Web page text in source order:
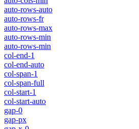
auto-rows-auto
auto-rows-fr
auto-rows-max
auto-rows-min
auto-rows-min
col-end-1
col-end-auto
col-span-1
col-span-full
col-start-1
col-start-auto
gap-0
gap-px